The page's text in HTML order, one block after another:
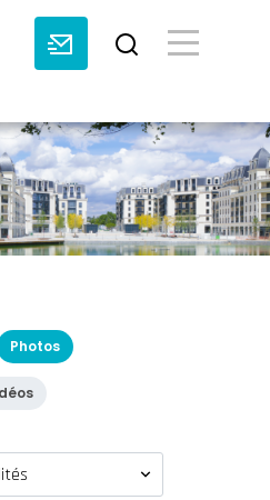
Photos